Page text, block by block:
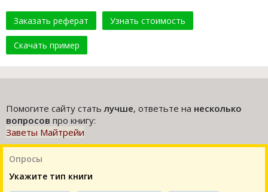
Заказать реферат Узнать стоимость
Скачать пример
Помогите сайту статьлучше, ответьте на несколько
вопросов про книгу:
Заветы Майтрейи
Опросы
Укажите тип книги